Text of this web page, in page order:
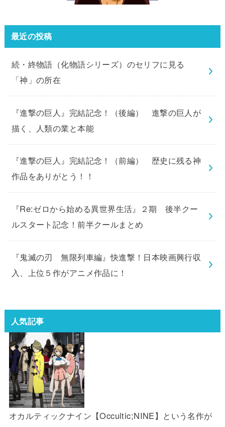
最近の投稿
続・終物語（化物語シリーズ）のセリフに見る
「神」の所在
『進撃の巨人』完結記念！（後編） 進撃の巨人が
描く、人類の業と本能
『進撃の巨人』完結記念！（前編） 歴史に残る神
作品をありがとう！！
『Re:ゼロから始める異世界生活』２期 後半クー
ルスタート記念！前半クールまとめ
『鬼滅の刃 無限列車編』快進撃！日本映画興行収
入、上位５作がアニメ作品に！
人気記事
オカルティックナイン【Occultic;NINE】という名作が